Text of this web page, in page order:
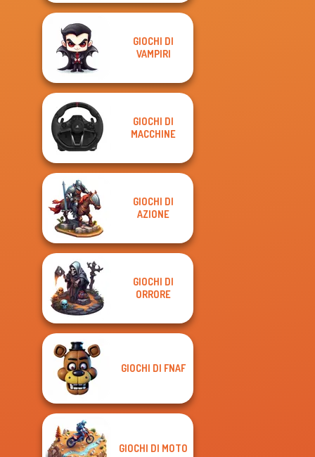
GIOCHI DI
VAMPIRI
GIOCHI DI
MACCHINE
GIOCHI DI
AZIONE
GIOCHI DI
ORRORE
GIOCHI DI FNAF
GIOCHI DI MOTO